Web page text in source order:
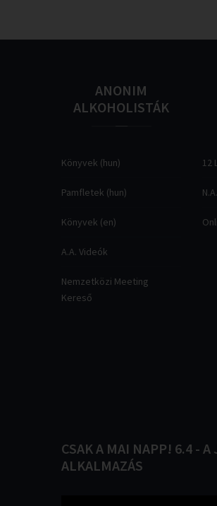
ANONIM
ALKOHOLISTÁK
Könyvek (hun)
Pamfletek (hun)
Könyvek (en)
A.A. Videók
Nemzetközi Meeting
Kereső
12
CSAK A MAI NAPP! 6.4 - A
ALKALMAZÁS